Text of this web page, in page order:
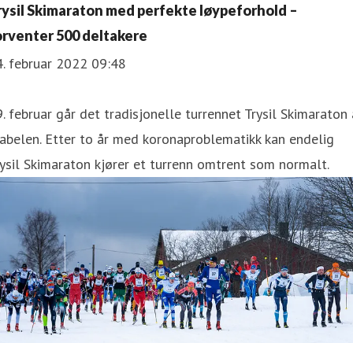
Skimaraton med perfekte løypeforhold –
500 deltakere
februar 2022 09:48
februar går det tradisjonelle turrennet Trysil Skimaraton
Etter to år med koronaproblematikk kan endelig
Skimaraton kjører et turrenn omtrent som normalt.